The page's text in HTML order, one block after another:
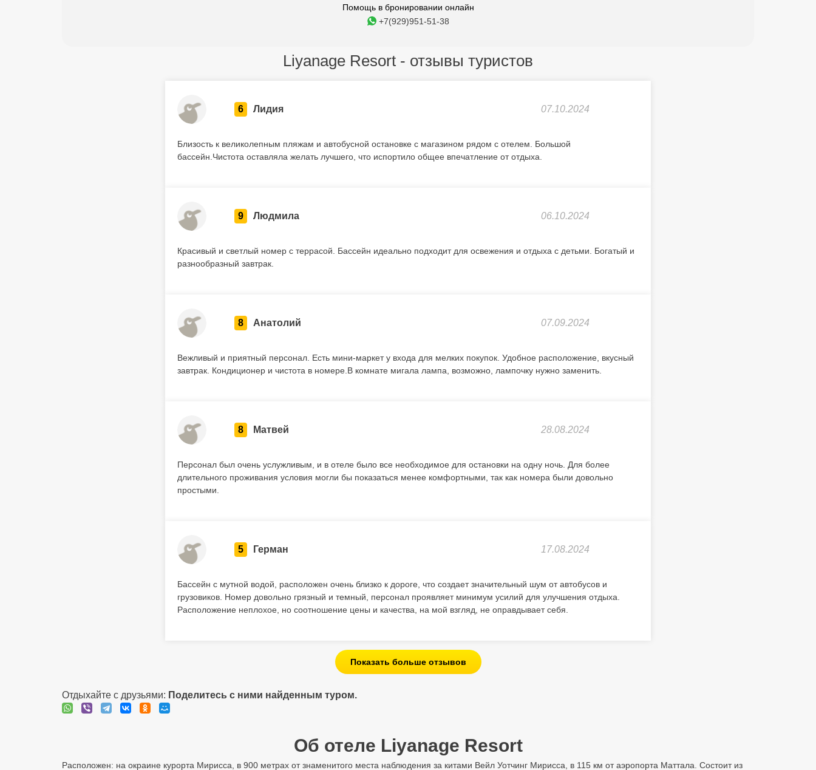
Помощь в бронировании онлайн
+7(929)951-51-38
Liyanage Resort - отзывы туристов
6 Лидия 07.10.2024
Близость к великолепным пляжам и автобусной остановке с магазином рядом с отелем. Большой
бассейн.Чистота оставляла желать лучшего, что испортило общее впечатление от отдыха.
9 Людмила 06.10.2024
Красивый и светлый номер с террасой. Бассейн идеально подходит для освежения и отдыха с детьми. Богатый и
разнообразный завтрак.
8 Анатолий 07.09.2024
Вежливый и приятный персонал. Есть мини-маркет у входа для мелких покупок. Удобное расположение, вкусный
завтрак. Кондиционер и чистота в номере.В комнате мигала лампа, возможно, лампочку нужно заменить.
8 Матвей 28.08.2024
Персонал был очень услужливым, и в отеле было все необходимое для остановки на одну ночь. Для более
длительного проживания условия могли бы показаться менее комфортными, так как номера были довольно
простыми.
5 Герман 17.08.2024
Бассейн с мутной водой, расположен очень близко к дороге, что создает значительный шум от автобусов и
грузовиков. Номер довольно грязный и темный, персонал проявляет минимум усилий для улучшения отдыха.
Расположение неплохое, но соотношение цены и качества, на мой взгляд, не оправдывает себя.
Показать больше отзывов
Отдыхайте с друзьями: Поделитесь с ними найденным туром.
Об отеле Liyanage Resort
Расположен: на окраине курорта Мирисса, в 900 метрах от знаменитого места наблюдения за китами Вейл Уотчинг Мирисса, в 115 км от аэропорта Маттала. Состоит из